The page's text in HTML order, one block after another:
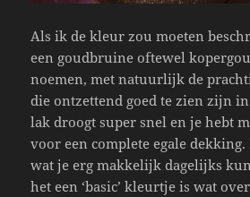
Als ik de kleur zou moeten
een goudbruine oftewel
noemen, met natuurlijk de
die ontzettend goed te zien zijn
lak droogt super snel en je hebt
voor een complete egale
wat je erg makkelijk dagelijks
het een ‘basic’ kleurtje is wat